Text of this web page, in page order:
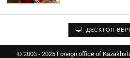
ДЕСКТОП
© 2003 - 2025 Foreign office of